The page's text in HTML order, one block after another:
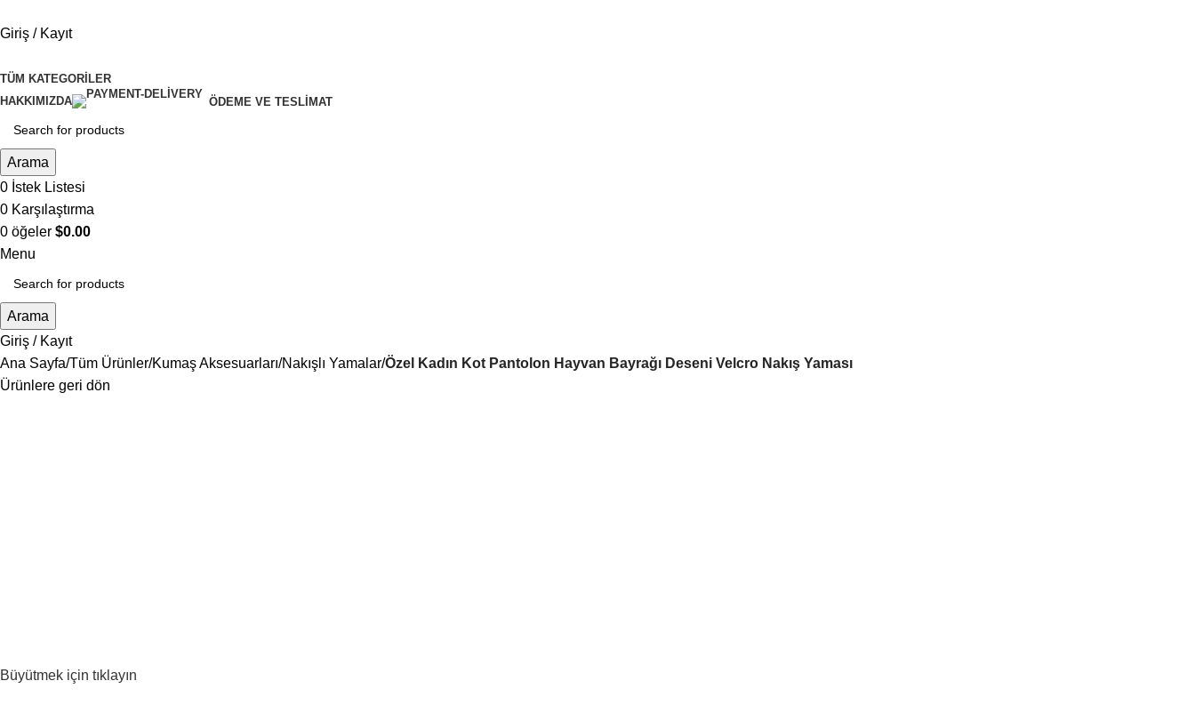
Giriş / Kayıt
TÜM KATEGORILER
HAKKIMIZDA
ÖDEME VE TESLIMAT
Arama
0 İstek Listesi
0 Karşılaştırma
0 öğeler $0.00
Menu
Arama
Giriş / Kayıt
Ana Sayfa Tüm Ürünler Kumaş Aksesuarları Nakışlı Yamalar Özel Kadın Kot Pantolon Hayvan Bayrağı Deseni Velcro Nakış Yaması
Ürünlere geri dön
Büyütmek için tıklayın